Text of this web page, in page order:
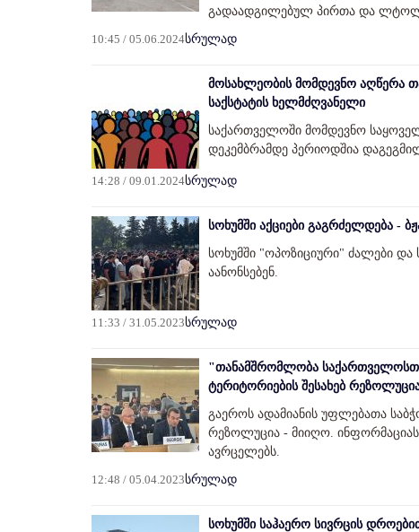
გადაადგილებულ პირთა და
10:45 / 05.06.2024სრულად
მოსახლეობის მომდევნო აღწერა
საქსტატის ხელმძღვანელი
საქართველოში მომდევნო
დეკემბრამდე პერიოდშია
14:28 / 09.01.2024სრულად
სოხუმში აქციები გაგრძელდება -
სოხუმში "ოპოზიციური" ძალები და
აანონსებენ.
11:33 / 31.05.2023სრულად
"თანამშრომლობა
ტერიტორიების შესახებ
გაეროს ადამიანის უფლებათა
რეზოლუცია - მიიღო.
ავრცელებს.
12:48 / 05.04.2023სრულად
სოხუმში საჰაერო სივრცის